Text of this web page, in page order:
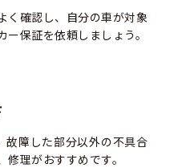
く確認し、自分の車が対象
保証を依頼しましょう。
障した部分以外の不具合
理がおすすめです。